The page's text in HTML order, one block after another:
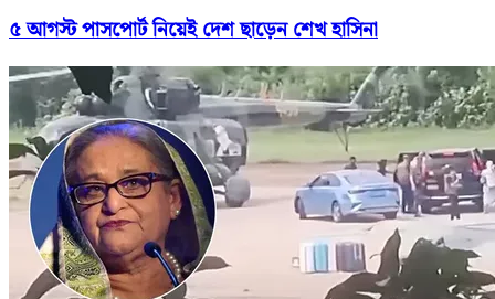
৫ আগস্ট পাসপোর্ট নিয়েই দেশ ছাড়েন শেখ হাসিনা